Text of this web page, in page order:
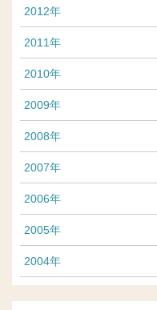
2012年
2011年
2010年
2009年
2008年
2007年
2006年
2005年
2004年